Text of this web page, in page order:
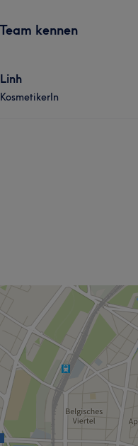
kennen
Linh
KosmetikerIn